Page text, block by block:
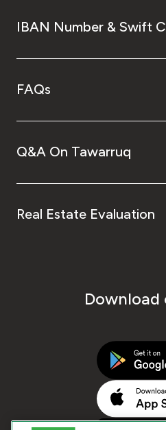
IBAN Number & Swift
FAQs
Q&A On Tawarruq
Real Estate Evaluation
Download